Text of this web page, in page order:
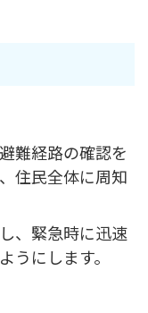
難経路の確認を
住民全体に周知
、緊急時に迅速
うにします。